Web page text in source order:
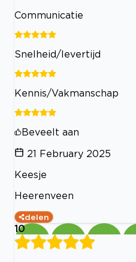
Communicatie
Snelheid/levertijd
Kennis/Vakmanschap
Beveelt aan
21 February 2025
Keesje
Heerenveen
delen
10